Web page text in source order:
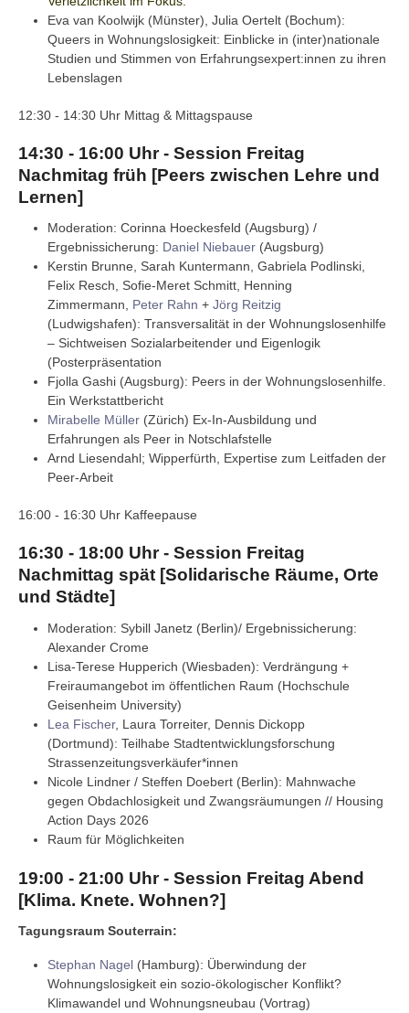
Eva van Koolwijk (Münster), Julia Oertelt (Bochum):
Queers in Wohnungslosigkeit: Einblicke in (inter)nationale
Studien und Stimmen von Erfahrungsexpert:innen zu ihren
Lebenslagen
12:30 - 14:30 Uhr Mittag & Mittagspause
14:30 - 16:00 Uhr - Session Freitag
Nachmitag früh [Peers zwischen Lehre und
Lernen]
Moderation: Corinna Hoeckesfeld (Augsburg) /
Ergebnissicherung: Daniel Niebauer (Augsburg)
Kerstin Brunne, Sarah Kuntermann, Gabriela Podlinski,
Felix Resch, Sofie-Meret Schmitt, Henning
Zimmermann, Peter Rahn + Jörg Reitzig
(Ludwigshafen): Transversalität in der Wohnungslosenhilfe
– Sichtweisen Sozialarbeitender und Eigenlogik
(Posterpräsentation
Fjolla Gashi (Augsburg): Peers in der Wohnungslosenhilfe.
Ein Werkstattbericht
Mirabelle Müller (Zürich) Ex-In-Ausbildung und
Erfahrungen als Peer in Notschlafstelle
Arnd Liesendahl; Wipperfürth, Expertise zum Leitfaden der
Peer-Arbeit
16:00 - 16:30 Uhr Kaffeepause
16:30 - 18:00 Uhr - Session Freitag
Nachmittag spät [Solidarische Räume, Orte
und Städte]
Moderation: Sybill Janetz (Berlin)/ Ergebnissicherung:
Alexander Crome
Lisa-Terese Hupperich (Wiesbaden): Verdrängung +
Freiraumangebot im öffentlichen Raum (Hochschule
Geisenheim University)
Lea Fischer, Laura Torreiter, Dennis Dickopp
(Dortmund): Teilhabe Stadtentwicklungsforschung
Strassenzeitungsverkäufer*innen
Nicole Lindner / Steffen Doebert (Berlin): Mahnwache
gegen Obdachlosigkeit und Zwangsräumungen // Housing
Action Days 2026
Raum für Möglichkeiten
19:00 - 21:00 Uhr - Session Freitag Abend
[Klima. Knete. Wohnen?]
Tagungsraum Souterrain:
Stephan Nagel (Hamburg): Überwindung der
Wohnungslosigkeit ein sozio-ökologischer Konflikt?
Klimawandel und Wohnungsneubau (Vortrag)